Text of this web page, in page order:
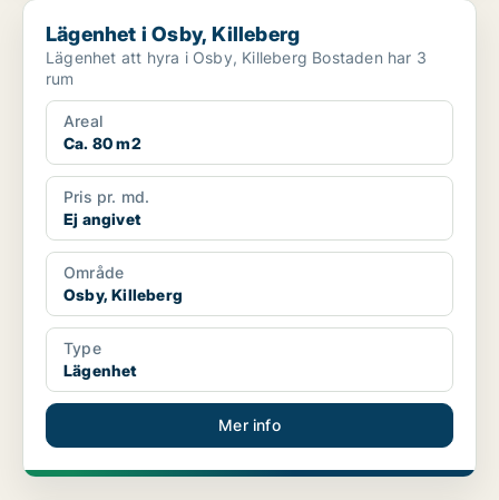
Lägenhet i Osby, Killeberg
Lägenhet i Osby, Killeberg
Lägenhet att hyra i Osby, Killeberg Bostaden har 3
rum
Areal
Ca. 80 m2
Pris pr. md.
Ej angivet
Område
Osby, Killeberg
Type
Lägenhet
Mer info